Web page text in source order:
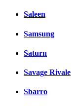
Saleen
Samsung
Saturn
Savage Rivale
Sbarro